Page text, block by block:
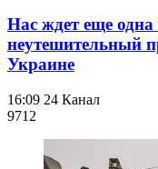
Нас ждет еще
неутешительный
Украине
16:09 24 Канал
971 2